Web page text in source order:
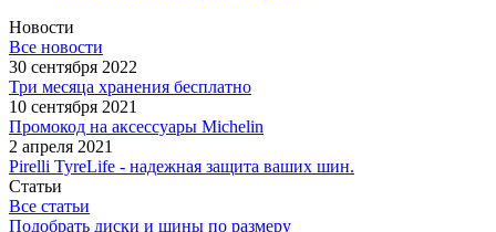
Новости
Все новости
30 сентября 2022
Три месяца хранения бесплатно
10 сентября 2021
Промокод на аксессуары Michelin
2 апреля 2021
Pirelli TyreLife - надежная защита ваших шин.
Статьи
Все статьи
Подобрать диски и шины по размеру